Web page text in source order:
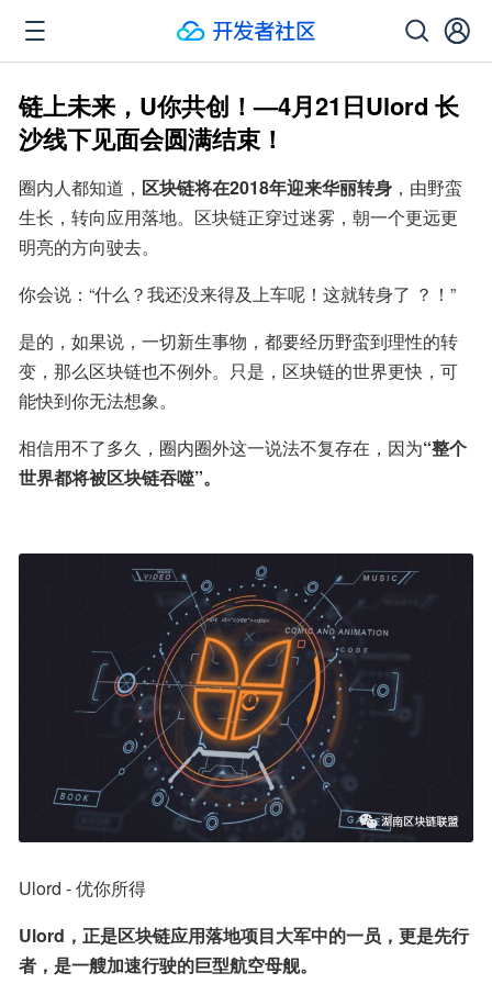
链上未来，U你共创！—4月21日Ulord 长
沙线下见面会圆满结束！
圈内人都知道， 区块链将在2018年迎来华丽转身 ，由野蛮
生长，转向应用落地。区块链正穿过迷雾，朝一个更远更
明亮的方向驶去。
你会说：“什么？我还没来得及上车呢！这就转身了 ？！”
是的，如果说，一切新生事物，都要经历野蛮到理性的转
变，那么区块链也不例外。只是，区块链的世界更快，可
能快到你无法想象。
相信用不了多久，圈内圈外这一说法不复存在，因为“整个
世界都将被区块链吞噬”。
Ulord - 优你所得
Ulord，正是区块链应用落地项目大军中的一员，更是先行
者，是一艘加速行驶的巨型航空母舰。